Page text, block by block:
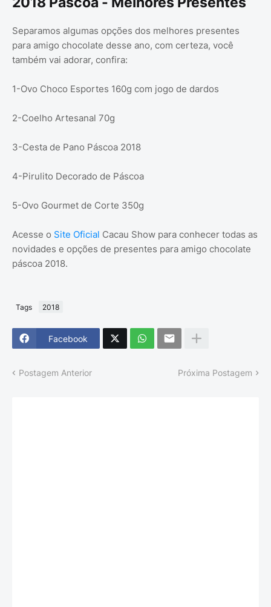
Separamos algumas opções dos melhores presentes
para amigo chocolate desse ano, com certeza, você
também vai adorar, confira:
1-Ovo Choco Esportes 160g com jogo de dardos
2-Coelho Artesanal 70g
3-Cesta de Pano Páscoa 2018
4-Pirulito Decorado de Páscoa
5-Ovo Gourmet de Corte 350g
Acesse o Site Oficial Cacau Show para conhecer todas as
novidades e opções de presentes para amigo chocolate
páscoa 2018.
Tags 2018
Facebook
Postagem Anterior Próxima Postagem